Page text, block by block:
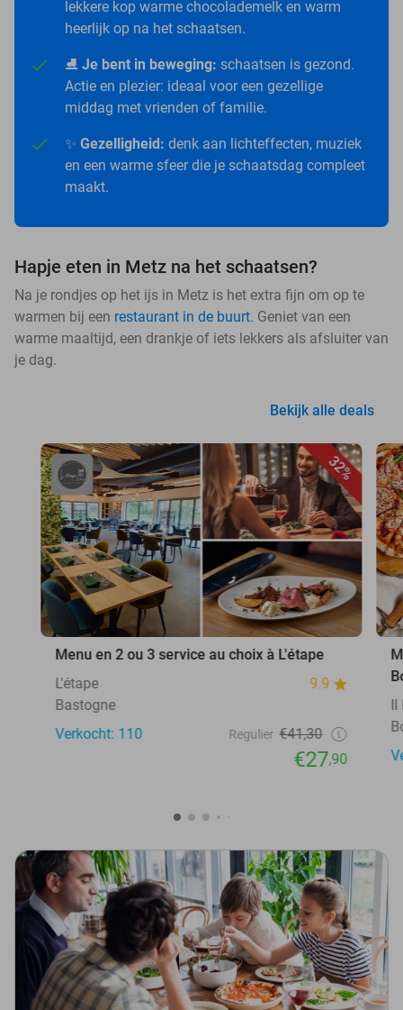
lekkere kop warme chocolademelk en warm
heerlijk op na het schaatsen.
⛸️ Je bent in beweging: schaatsen is gezond.
Actie en plezier: ideaal voor een gezellige
middag met vrienden of familie.
✨ Gezelligheid: denk aan lichteffecten, muziek
en een warme sfeer die je schaatsdag compleet
maakt.
Hapje eten in Metz na het schaatsen?
Na je rondjes op het ijs in Metz is het extra fijn om op te
warmen bij een restaurant in de buurt. Geniet van een
warme maaltijd, een drankje of iets lekkers als afsluiter van
je dag.
Bekijk alle deals
32%
Menu en 2 ou 3 service au choix à L'étape
L'étape
9.9
Bastogne
Verkocht: 110
Regulier €41,30
€27,90
Il